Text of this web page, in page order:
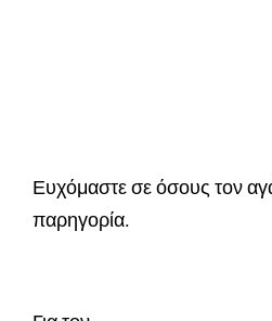
Ευχόμαστε σε όσους τον
παρηγορία.